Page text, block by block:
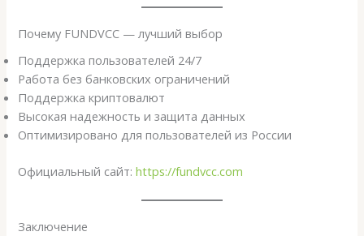
Почему FUNDVCC — лучший выбор
Поддержка пользователей 24/7
Работа без банковских ограничений
Поддержка криптовалют
Высокая надежность и защита данных
Оптимизировано для пользователей из России
Официальный сайт:https://fundvcc.com
Заключение